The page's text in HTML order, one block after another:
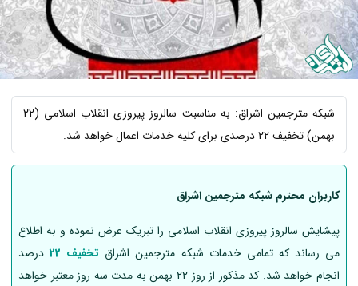
شبکه مترجمین اشراق: به مناسبت سالروز پیروزی انقلاب اسلامی (22
بهمن) تخفیف 22 درصدی برای کلیه خدمات اعمال خواهد شد.
کاربران محترم شبکه مترجمین اشراق
پیشایش سالروز پیروزی انقلاب اسلامی را تبریک عرض نموده و به اطلاع
می رساند که تمامی خدمات شبکه مترجمین اشراق تخفیف 22
درصد
انجام خواهد شد. کد مذکور از روز 22 بهمن به مدت سه روز معتبر خواهد